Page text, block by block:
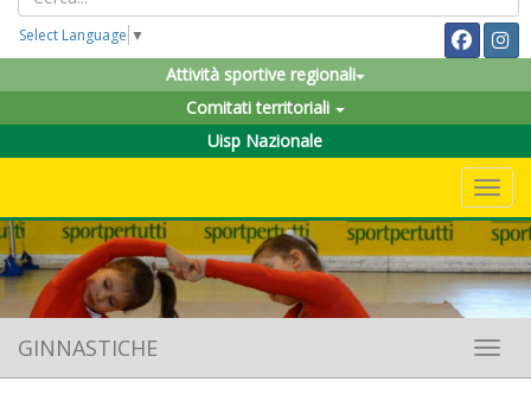
Select Language ▼
Attività sportive regionali
Comitati territoriali
Uisp Nazionale
GINNASTICHE